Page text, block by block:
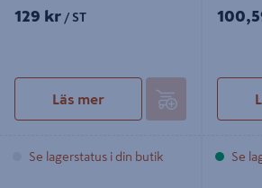
129 kr / ST
Läs mer
Se lagerstatus i din butik Se